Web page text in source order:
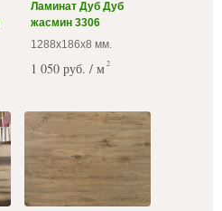
Ламинат Дуб Дуб
жасмин 3306
1288х186х8 мм.
1 050 руб. / м 2